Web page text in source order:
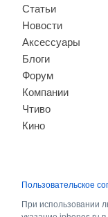
Статьи
Новости
Аксессуары
Блоги
Форум
Компании
Чтиво
Кино
Пользовательское
При использовании